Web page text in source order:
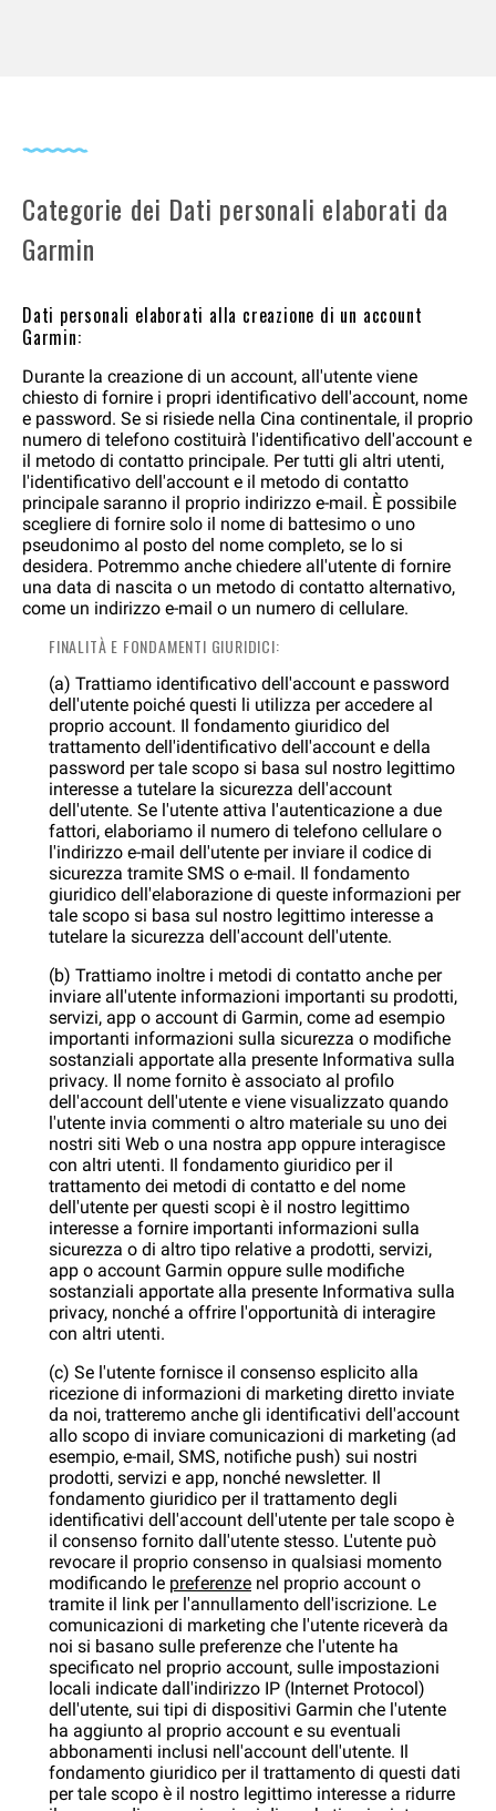
Categorie dei Dati personali elaborati da
Garmin
Dati personali elaborati alla creazione di un account
Garmin:
Durante la creazione di un account, all'utente viene
chiesto di fornire i propri identificativo dell'account, nome
e password. Se si risiede nella Cina continentale, il proprio
numero di telefono costituirà l'identificativo dell'account e
il metodo di contatto principale. Per tutti gli altri utenti,
l'identificativo dell'account e il metodo di contatto
principale saranno il proprio indirizzo e-mail. È possibile
scegliere di fornire solo il nome di battesimo o uno
pseudonimo al posto del nome completo, se lo si
desidera. Potremmo anche chiedere all'utente di fornire
una data di nascita o un metodo di contatto alternativo,
come un indirizzo e-mail o un numero di cellulare.
FINALITÀ E FONDAMENTI GIURIDICI:
(a) Trattiamo identificativo dell'account e password
dell'utente poiché questi li utilizza per accedere al
proprio account. Il fondamento giuridico del
trattamento dell'identificativo dell'account e della
password per tale scopo si basa sul nostro legittimo
interesse a tutelare la sicurezza dell'account
dell'utente. Se l'utente attiva l'autenticazione a due
fattori, elaboriamo il numero di telefono cellulare o
l'indirizzo e-mail dell'utente per inviare il codice di
sicurezza tramite SMS o e-mail. Il fondamento
giuridico dell'elaborazione di queste informazioni per
tale scopo si basa sul nostro legittimo interesse a
tutelare la sicurezza dell'account dell'utente.
(b) Trattiamo inoltre i metodi di contatto anche per
inviare all'utente informazioni importanti su prodotti,
servizi, app o account di Garmin, come ad esempio
importanti informazioni sulla sicurezza o modifiche
sostanziali apportate alla presente Informativa sulla
privacy. Il nome fornito è associato al profilo
dell'account dell'utente e viene visualizzato quando
l'utente invia commenti o altro materiale su uno dei
nostri siti Web o una nostra app oppure interagisce
con altri utenti. Il fondamento giuridico per il
trattamento dei metodi di contatto e del nome
dell'utente per questi scopi è il nostro legittimo
interesse a fornire importanti informazioni sulla
sicurezza o di altro tipo relative a prodotti, servizi,
app o account Garmin oppure sulle modifiche
sostanziali apportate alla presente Informativa sulla
privacy, nonché a offrire l'opportunità di interagire
con altri utenti.
(c) Se l'utente fornisce il consenso esplicito alla
ricezione di informazioni di marketing diretto inviate
da noi, tratteremo anche gli identificativi dell'account
allo scopo di inviare comunicazioni di marketing (ad
esempio, e-mail, SMS, notifiche push) sui nostri
prodotti, servizi e app, nonché newsletter. Il
fondamento giuridico per il trattamento degli
identificativi dell'account dell'utente per tale scopo è
il consenso fornito dall'utente stesso. L'utente può
revocare il proprio consenso in qualsiasi momento
modificando le preferenze nel proprio account o
tramite il link per l'annullamento dell'iscrizione. Le
comunicazioni di marketing che l'utente riceverà da
noi si basano sulle preferenze che l'utente ha
specificato nel proprio account, sulle impostazioni
locali indicate dall'indirizzo IP (Internet Protocol)
dell'utente, sui tipi di dispositivi Garmin che l'utente
ha aggiunto al proprio account e su eventuali
abbonamenti inclusi nell'account dell'utente. Il
fondamento giuridico per il trattamento di questi dati
per tale scopo è il nostro legittimo interesse a ridurre